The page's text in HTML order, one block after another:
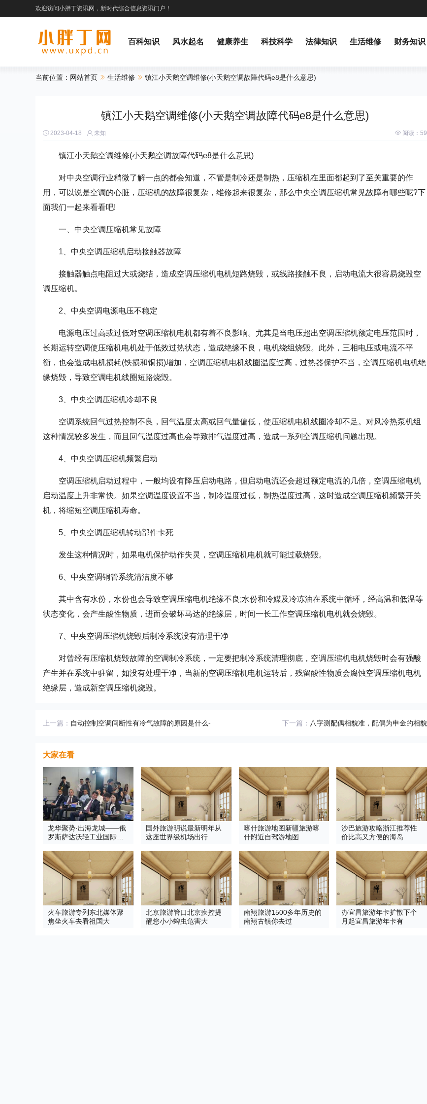
欢迎访问小胖丁资讯网，新时代综合信息资讯门户！
百科知识 风水起名 健康养生 科技科学 法律知识 生活维修 财务知识
当前位置： 网站首页 生活维修 镇江小天鹅空调维修(小天鹅空调故障代码e8是什么意思)
镇江小天鹅空调维修(小天鹅空调故障代码e8是什么意思)
2023-04-18 未知 阅读： 59
镇江小天鹅空调维修(小天鹅空调故障代码e8是什么意思)
对中央空调行业稍微了解一点的都会知道，不管是制冷还是制热，压缩机在里面都起到了至关重要的作
用，可以说是空调的心脏，压缩机的故障很复杂，维修起来很复杂，那么中央空调压缩机常见故障有哪些呢?下
面我们一起来看看吧!
一、中央空调压缩机常见故障
1、中央空调压缩机启动接触器故障
接触器触点电阻过大或烧结，造成空调压缩机电机短路烧毁，或线路接触不良，启动电流大很容易烧毁空
调压缩机。
2、中央空调电源电压不稳定
电源电压过高或过低对空调压缩机电机都有着不良影响。尤其是当电压超出空调压缩机额定电压范围时，
长期运转空调使压缩机电机处于低效过热状态，造成绝缘不良，电机绕组烧毁。此外，三相电压或电流不平
衡，也会造成电机损耗(铁损和铜损)增加，空调压缩机电机线圈温度过高，过热器保护不当，空调压缩机电机绝
缘烧毁，导致空调电机线圈短路烧毁。
3、中央空调压缩机冷却不良
空调系统回气过热控制不良，回气温度太高或回气量偏低，使压缩机电机线圈冷却不足。对风冷热泵机组
这种情况较多发生，而且回气温度过高也会导致排气温度过高，造成一系列空调压缩机问题出现。
4、中央空调压缩机频繁启动
空调压缩机启动过程中，一般均设有降压启动电路，但启动电流还会超过额定电流的几倍，空调压缩电机
启动温度上升非常快。如果空调温度设置不当，制冷温度过低，制热温度过高，这时造成空调压缩机频繁开关
机，将缩短空调压缩机寿命。
5、中央空调压缩机转动部件卡死
发生这种情况时，如果电机保护动作失灵，空调压缩机电机就可能过载烧毁。
6、中央空调铜管系统清洁度不够
其中含有水份，水份也会导致空调压缩电机绝缘不良;水份和冷媒及冷冻油在系统中循环，经高温和低温等
状态变化，会产生酸性物质，进而会破坏马达的绝缘层，时间一长工作空调压缩机电机就会烧毁。
7、中央空调压缩机烧毁后制冷系统没有清理干净
对曾经有压缩机烧毁故障的空调制冷系统，一定要把制冷系统清理彻底，空调压缩机电机烧毁时会有强酸
产生并在系统中驻留，如没有处理干净，当新的空调压缩机电机运转后，残留酸性物质会腐蚀空调压缩机电机
绝缘层，造成新空调压缩机烧毁。
上一篇： 自动控制空调间断性有冷气故障的原因是什么- 下一篇： 八字测配偶相貌准，配偶为申金的相貌
大家在看
龙华聚势·出海龙城——俄
罗斯萨达沃轻工业国际论
国外旅游明说最新明年从
这座世界级机场出行
喀什旅游地图新疆旅游喀
什附近自驾游地图
沙巴旅游攻略浙江推荐性
价比高又方便的海岛
火车旅游专列东北媒体聚
焦坐火车去看祖国大
北京旅游管口北京疾控提
醒您小小蜱虫危害大
南翔旅游1500多年历史的
南翔古镇你去过
办宜昌旅游年卡扩散下个
月起宜昌旅游年卡有